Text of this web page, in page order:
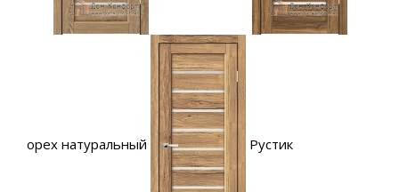
орех натуральный Рустик